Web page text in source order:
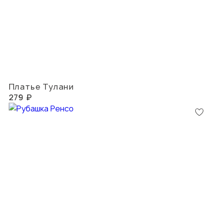
Платье Тулани
279 ₽